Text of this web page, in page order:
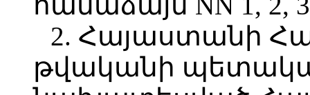
2. Հայաստանի
թվականի